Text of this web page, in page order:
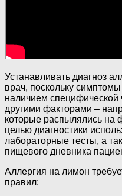
Устанавливать диагноз
врач, поскольку
наличием специфической
другими факторами –
которые распылялись на
целью диагностики
лабораторные тесты, а
пищевого дневника
Аллергия на лимон
правил: